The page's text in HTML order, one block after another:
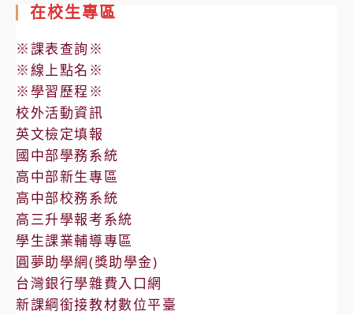
在校生專區
※課表查詢※
※線上點名※
※學習歷程※
校外活動資訊
英文檢定填報
國中部學務系統
高中部新生專區
高中部校務系統
高三升學報考系統
學生課業輔導專區
圓夢助學網(獎助學金)
台灣銀行學雜費入口網
新課綱銜接教材數位平臺